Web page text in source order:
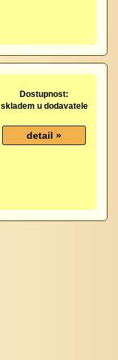
Dostupnost:
skladem u dodavatele